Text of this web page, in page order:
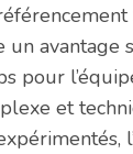
un avantage
pour
et